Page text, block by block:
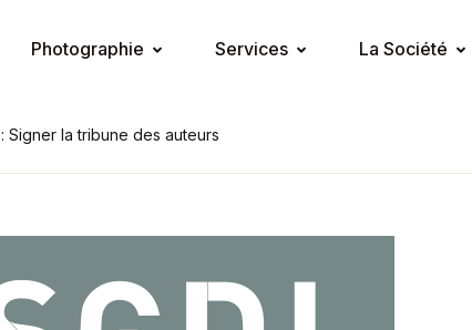
Photographie Services La Société
Signer la tribune des auteurs